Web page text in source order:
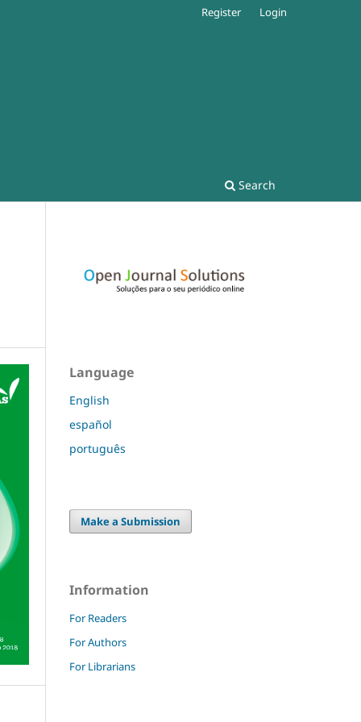
Search
Register Login
Language
English
español
português
Make a Submission
Information
For Readers
For Authors
For Librarians